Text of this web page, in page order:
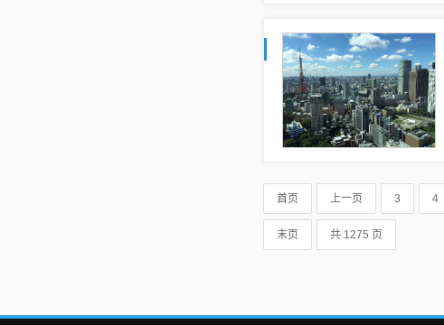
首页 上一页 3 4
末页 共 1275 页